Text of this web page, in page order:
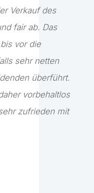
Verkauf des
fair ab. Das
vor die
sehr netten
überführt.
vorbehaltlos
zufrieden mit